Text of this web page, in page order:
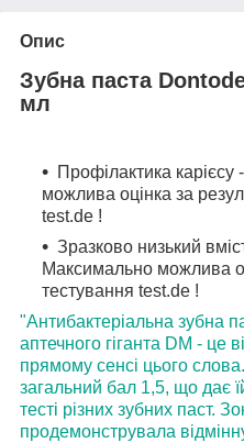
Опис
Зубна паста
мл
Профілактика
можлива оцінка за
test.de !
Зразково низький
Максимально можлива
тестування test.de !
"Антибактеріальна зубна
аптечного гіганта DM - це
прямому сенсі цього
загальний бал 1,5, що дає
тесті різних зубних паст.
продемонструвала